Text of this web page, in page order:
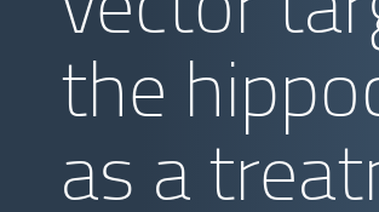
the
as a